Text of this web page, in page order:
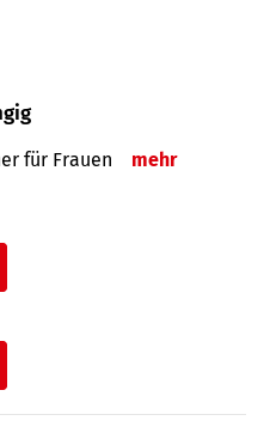
für Frauen mehr